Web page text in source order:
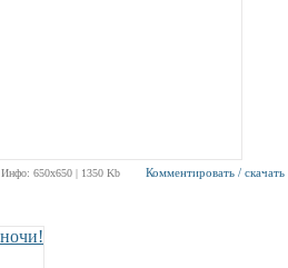
Инфо: 650х650 | 1350 Kb Комментировать / скачать